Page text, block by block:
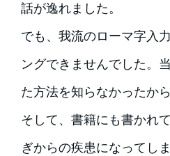
話が逸れました。
でも、我流のローマ字入
ングできませんでした。
た方法を知らなかったから
そして、書籍にも書かれ
ぎからの疾患になってし